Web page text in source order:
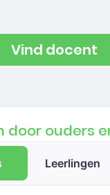
Vind docent
door ouders
Leerlingen